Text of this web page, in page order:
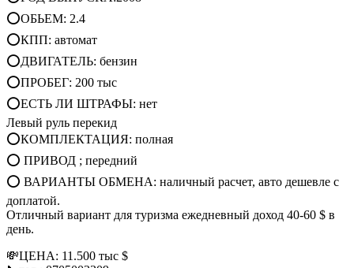
⭕ОБЬЕМ: 2.4
⭕КПП: автомат
⭕ДВИГАТЕЛЬ: бензин
⭕ПРОБЕГ: 200 тыс
⭕ЕСТЬ ЛИ ШТРАФЫ: нет
Левый руль перекид
⭕КОМПЛЕКТАЦИЯ: полная
⭕ ПРИВОД ; передний
⭕ ВАРИАНТЫ ОБМЕНА: наличный расчет, авто дешевле с
доплатой.
Отличный вариант для туризма ежедневный доход 40-60 $ в
день.
💸ЦЕНА: 11.500 тыс $